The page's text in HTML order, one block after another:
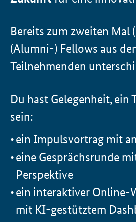
Bereits zum zweiten
(Alumni-) Fellows aus
Teilnehmenden
Du hast Gelegenheit, ein
sein:
ein Impulsvortrag mit
eine Gesprächsrunde
Perspektive
ein interaktiver Online-
mit KI-gestütztem